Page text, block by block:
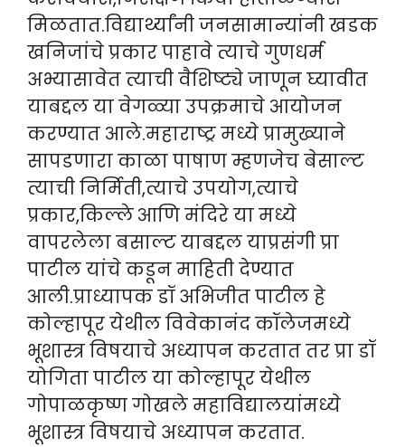
मिळतात.विद्यार्थ्यांनी जनसामान्यांनी खडक
खनिजांचे प्रकार पाहावे त्याचे गुणधर्म
अभ्यासावेत त्याची वैशिष्ट्ये जाणून घ्यावीत
याबद्दल या वेगळ्या उपक्रमाचे आयोजन
करण्यात आले.महाराष्ट्र मध्ये प्रामुख्याने
सापडणारा काळा पाषाण म्हणजेच बेसाल्ट
त्याची निर्मिती,त्याचे उपयोग,त्याचे
प्रकार,किल्ले आणि मंदिरे या मध्ये
वापरलेला बसाल्ट याबद्दल याप्रसंगी प्रा
पाटील यांचे कडून माहिती देण्यात
आली.प्राध्यापक डॉ अभिजीत पाटील हे
कोल्हापूर येथील विवेकानंद कॉलेजमध्ये
भूशास्त्र विषयाचे अध्यापन करतात तर प्रा डॉ
योगिता पाटील या कोल्हापूर येथील
गोपाळकृष्ण गोखले महाविद्यालयांमध्ये
भूशास्त्र विषयाचे अध्यापन करतात.